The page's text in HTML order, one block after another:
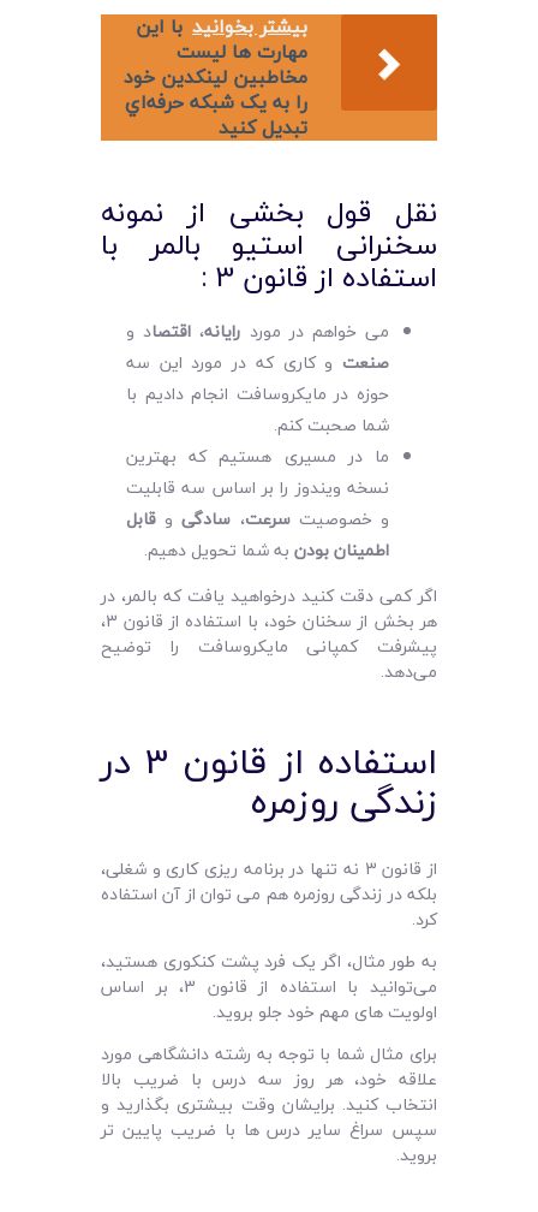
بیشتر بخوانید با اين
مهارت ها ليست
مخاطبين لينکدين خود
را به يک شبکه حرفه‌اي
تبديل کنيد
نقل قول بخشی از نمونه
سخنرانی استیو بالمر با
استفاده از قانون 3 :
می خواهم در مورد رایانه، اقتصاد و
صنعت و کاری که در مورد این سه
حوزه در مایکروسافت انجام دادیم با
شما صحبت کنم.
ما در مسیری هستیم که بهترین
نسخه ویندوز را بر اساس سه قابلیت
و خصوصیتسرعت، سادگیو قابل
اطمینان بودن به شما تحویل دهیم.
اگر کمی دقت کنید درخواهید یافت که بالمر، در
هر بخش از سخنان خود، با استفاده از قانون 3،
پیشرفت کمپانی مایکروسافت را توضیح
می‌دهد.
استفاده از قانون 3 در
زندگی روزمره
از قانون 3 نه تنها در برنامه ریزی کاری و شغلی،
بلکه در زندگی روزمره هم می توان از آن استفاده
کرد.
به طور مثال، اگر یک فرد پشت کنکوری هستید،
می‌توانید با استفاده از قانون 3، بر اساس
اولویت های مهم خود جلو بروید.
برای مثال شما با توجه به رشته دانشگاهی مورد
علاقه خود، هر روز سه درس با ضریب بالا
انتخاب کنید. برایشان وقت بیشتری بگذارید و
سپس سراغ سایر درس ها با ضریب پایین تر
بروید.